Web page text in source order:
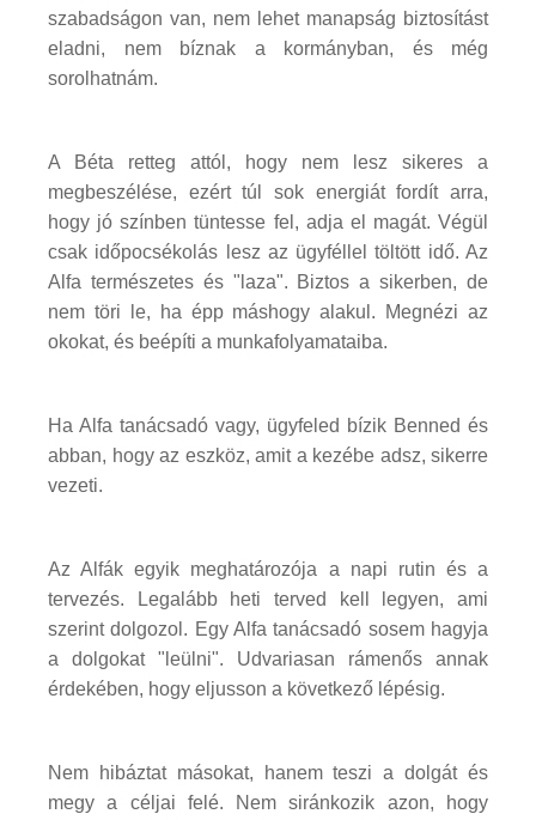
szabadságon van, nem lehet manapság biztosítást
eladni, nem bíznak a kormányban, és még
sorolhatnám.
A Béta retteg attól, hogy nem lesz sikeres a
megbeszélése, ezért túl sok energiát fordít arra,
hogy jó színben tüntesse fel, adja el magát. Végül
csak időpocsékolás lesz az ügyféllel töltött idő. Az
Alfa természetes és "laza". Biztos a sikerben, de
nem töri le, ha épp máshogy alakul. Megnézi az
okokat, és beépíti a munkafolyamataiba.
Ha Alfa tanácsadó vagy, ügyfeled bízik Benned és
abban, hogy az eszköz, amit a kezébe adsz, sikerre
vezeti.
Az Alfák egyik meghatározója a napi rutin és a
tervezés. Legalább heti terved kell legyen, ami
szerint dolgozol. Egy Alfa tanácsadó sosem hagyja
a dolgokat "leülni". Udvariasan rámenős annak
érdekében, hogy eljusson a következő lépésig.
Nem hibáztat másokat, hanem teszi a dolgát és
megy a céljai felé. Nem siránkozik azon, hogy